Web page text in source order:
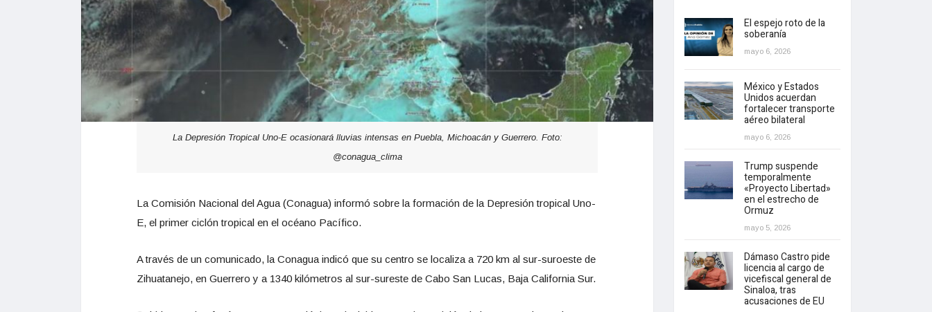
La Depresión Tropical Uno-E ocasionará lluvias intensas en Puebla, Michoacán y Guerrero. Foto:
@conagua_clima
La Comisión Nacional del Agua (Conagua) informó sobre la formación de la Depresión tropical Uno-
E, el primer ciclón tropical en el océano Pacífico.
A través de un comunicado, la Conagua indicó que su centro se localiza a 720 km al sur-suroeste de
Zihuatanejo, en Guerrero y a 1340 kilómetros al sur-sureste de Cabo San Lucas, Baja California Sur.
El espejo roto de la
soberanía
mayo 6, 2026
México y Estados
Unidos acuerdan
fortalecer transporte
aéreo bilateral
mayo 6, 2026
Trump suspende
temporalmente
«Proyecto Libertad»
en el estrecho de
Ormuz
mayo 5, 2026
Dámaso Castro pide
licencia al cargo de
vicefiscal general de
Sinaloa, tras
acusaciones de EU